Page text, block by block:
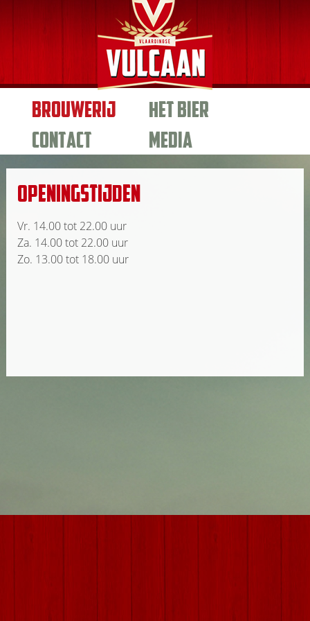
BROUWERIJ
HET BIER
CONTACT
MEDIA
Openingstijden
Vr. 14.00 tot 22.00 uur
Za. 14.00 tot 22.00 uur
Zo. 13.00 tot 18.00 uur